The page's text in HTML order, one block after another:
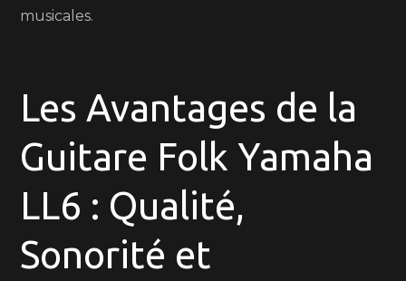
musicales.
Les Avantages de la
Guitare Folk Yamaha
LL6 : Qualité,
Sonorité et